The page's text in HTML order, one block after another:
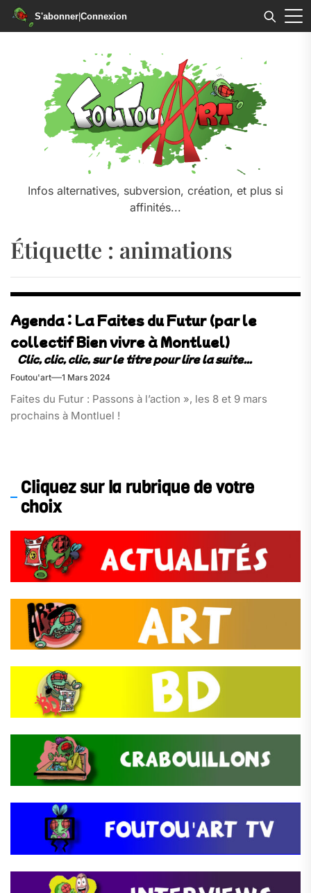
S'abonner|Connexion
Infos alternatives, subversion, création, et plus si
affinités...
Étiquette : animations
Agenda : La Faites du Futur (par le
collectif Bien vivre à Montluel)
Foutou'art 1 Mars 2024
Faites du Futur : Passons à l’action », les 8 et 9 mars
prochains à Montluel !
Cliquez sur la rubrique de votre
choix